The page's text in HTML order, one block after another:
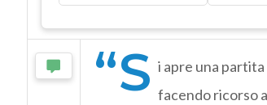
“S i apre una
facendo ricorso